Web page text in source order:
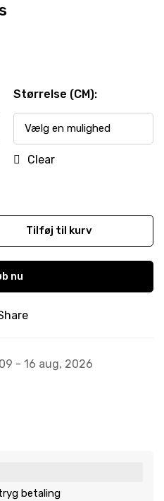
Størrelse (CM):
Clear
Tilføj til kurv
nu
09 - 16 aug, 2026
betaling